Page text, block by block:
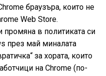
браузъра, които не
Web Store.
промяна в политиката си
през май миналата
за хората, които
на Chrome (по-